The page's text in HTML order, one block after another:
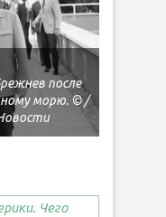
после
морю. © /
Чего